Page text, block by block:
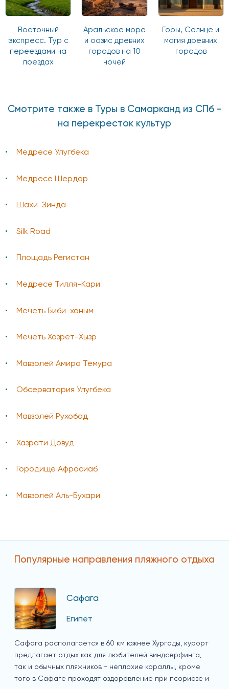
Восточный
экспресс. Тур с
переездами на
поездах
Аральское море
и оазис древних
городов на 10
ночей
Горы, Солнце и
магия древних
городов
Смотрите также в Туры в Самарканд из СПб -
на перекресток культур
Медресе Улугбека
Медресе Шердор
Шахи-Зинда
Silk Road
Площадь Регистан
Медресе Тилля-Кари
Мечеть Биби-ханым
Мечеть Хазрет-Хызр
Мавзолей Амира Темура
Обсерватория Улугбека
Мавзолей Рухобад
Хазрати Довуд
Городище Афросиаб
Мавзолей Аль-Бухари
Популярные направления пляжного отдыха
Сафага
Египет
Сафага располагается в 60 км южнее Хургады, курорт
предлагает отдых как для любителей виндсерфинга,
так и обычных пляжников - неплохие кораллы, кроме
того в Сафаге проходят оздоровление при псориазе и